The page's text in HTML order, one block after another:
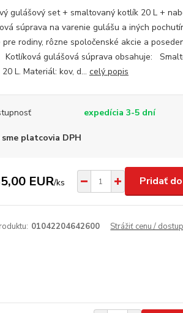
gulášový set + smaltovaný kotlík 20 L +
súprava na varenie gulášu a iných
pre rodiny, rôzne spoločenské akcie a
gulášová súprava obsahuje:
L. Materiál: kov, d... celý popis
expedícia 3-5 dní
sme platcovia DPH
EUR/ks Pridať
01042204642600 Strážiť cenu /